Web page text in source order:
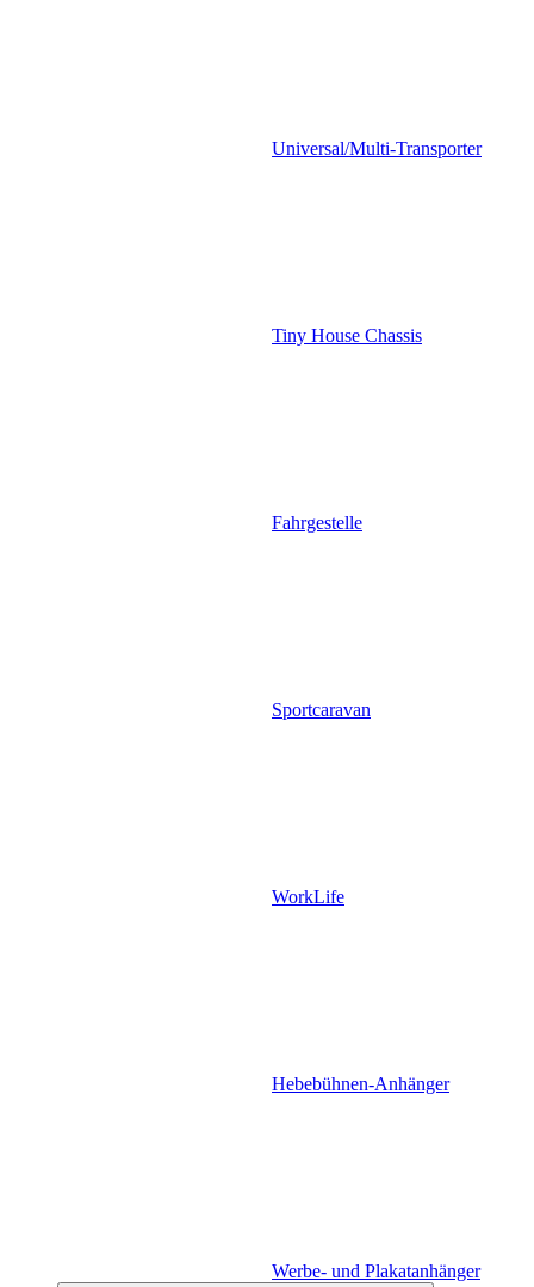
Universal/Multi-Transporter
Tiny House Chassis
Fahrgestelle
Sportcaravan
WorkLife
Hebebühnen-Anhänger
Werbe- und Plakatanhänger